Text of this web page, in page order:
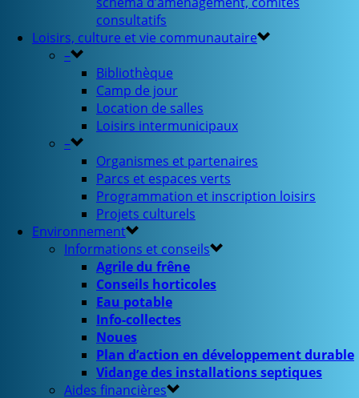
consultatifs
Loisirs, culture et vie communautaire
–
Bibliothèque
Camp de jour
Location de salles
Loisirs intermunicipaux
–
Organismes et partenaires
Parcs et espaces verts
Programmation et inscription loisirs
Projets culturels
Environnement
Informations et conseils
Agrile du frêne
Conseils horticoles
Eau potable
Info-collectes
Noues
Plan d’action en développement durable
Vidange des installations septiques
Aides financières